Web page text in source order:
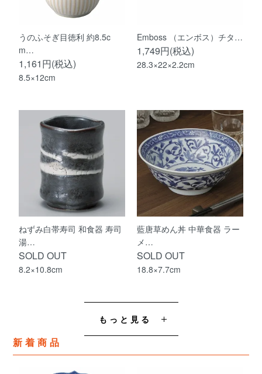
うのふそぎ目徳利 約8.5c
m…
1,161円(税込)
8.5×12cm
Emboss （エンボス）チタ…
1,749円(税込)
28.3×22×2.2cm
ねずみ白帯寿司 和食器 寿司
湯…
SOLD OUT
8.2×10.8cm
藍唐草めん丼 中華食器 ラー
メ…
SOLD OUT
18.8×7.7cm
もっと見る
新着商品